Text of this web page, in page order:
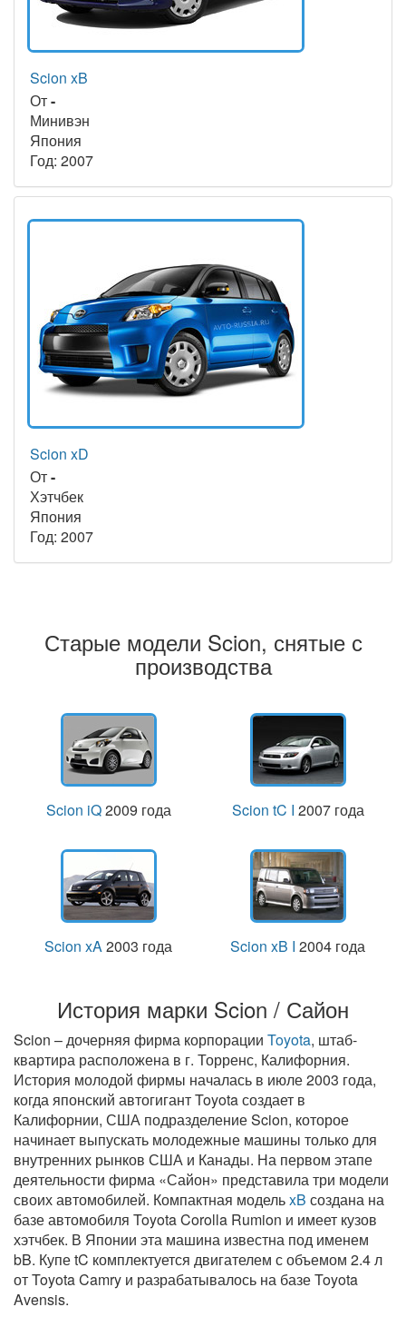
Scion xB
От-
Минивэн
Япония
Год: 2007
Scion xD
От-
Хэтчбек
Япония
Год: 2007
Старые модели Scion, снятые с
производства
Scion iQ2009 года Scion tC I 2007 года
Scion xA2003 года Scion xB I 2004 года
История марки Scion / Сайон
Scion – дочерняя фирма корпорации Toyota, штаб-
квартира расположена в г. Торренс, Калифорния.
История молодой фирмы началась в июле 2003 года,
когда японский автогигант Toyota создает в
Калифорнии, США подразделение Scion, которое
начинает выпускать молодежные машины только для
внутренних рынков США и Канады. На первом этапе
деятельности фирма «Сайон» представила три модели
своих автомобилей. Компактная модельxB создана на
базе автомобиля Toyota Corolla Rumion и имеет кузов
хэтчбек. В Японии эта машина известна под именем
bB. Купе tC комплектуется двигателем с объемом 2.4 л
от Toyota Camry и разрабатывалось на базе Toyota
Avensis.